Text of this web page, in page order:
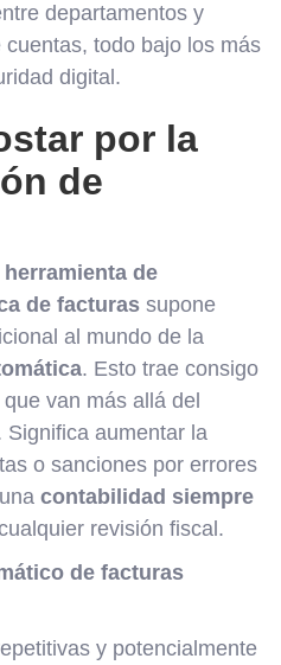
departamentos y
todo bajo los más
digital.
por la
de
herramienta de
de facturas supone
al mundo de la
. Esto trae consigo
van más allá del
Significa aumentar la
o sanciones por errores
contabilidad siempre
revisión fiscal.
de facturas
y potencialmente